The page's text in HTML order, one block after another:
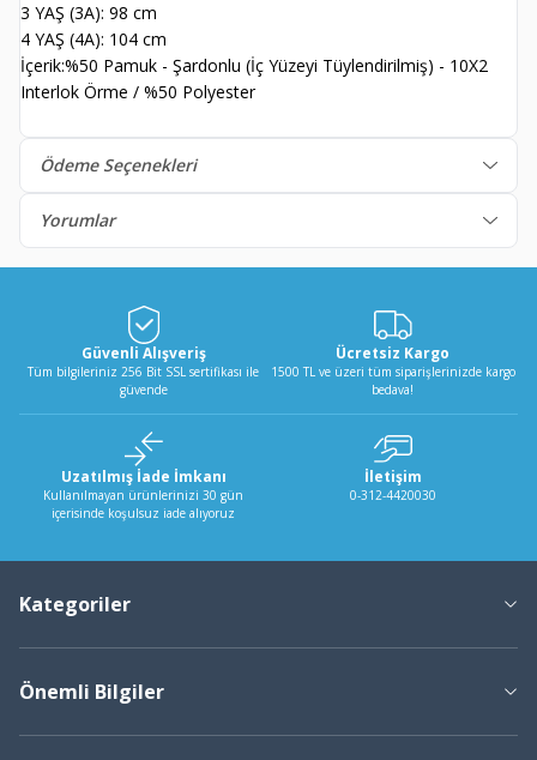
3 YAŞ (3A): 98 cm
4 YAŞ (4A): 104 cm
İçerik:%50 Pamuk - Şardonlu (İç Yüzeyi Tüylendirilmiş) - 10X2
Interlok Örme / %50 Polyester
Ödeme Seçenekleri
Yorumlar
Güvenli Alışveriş
Tüm bilgileriniz 256 Bit SSL sertifikası ile
güvende
Ücretsiz Kargo
1500 TL ve üzeri tüm siparişlerinizde kargo
bedava!
Uzatılmış İade İmkanı
Kullanılmayan ürünlerinizi 30 gün
içerisinde koşulsuz iade alıyoruz
İletişim
0-312-4420030
Kategoriler
Önemli Bilgiler